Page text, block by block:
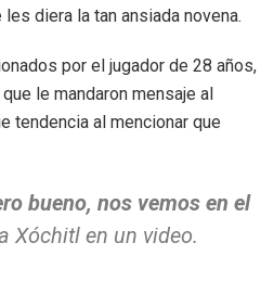
diera la tan ansiada novena.
por el jugador de 28 años,
le mandaron mensaje al
tendencia al mencionar que
bueno, nos vemos en el
Xóchitl en un video.